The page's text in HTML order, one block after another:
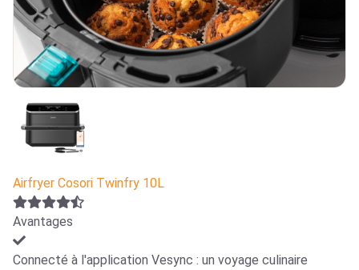
Airfryer Cosori Twinfry 10L
Avantages
Connecté à l'application Vesync : un voyage culinaire